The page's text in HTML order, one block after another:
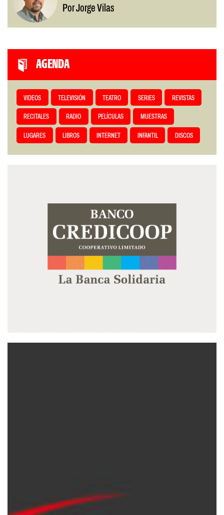
Por Jorge Vilas
AGENDA
VIDEOS TELEVISIÓN TEATRO SERIES REVISTAS
RECITALES RADIO PELÍCULAS MUESTRAS
LUGARES LIBROS INTERNET INFANTIL DISCOS